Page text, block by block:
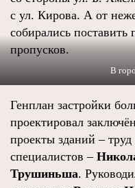
с ул. Кирова. А от
собирались
пропусков.
В
Генплан застройки
проектировал
проекты зданий –
специалистов –
Трушиньша.